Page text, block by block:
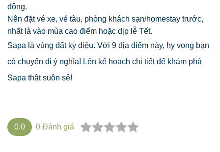
đông.
Nên đặt vé xe, vé tàu, phòng khách sạn/homestay trước,
nhất là vào mùa cao điểm hoặc dịp lễ Tết.
Sapa là vùng đất kỳ diệu. Với 9 địa điểm này, hy vọng bạn
có chuyến đi ý nghĩa! Lên kế hoạch chi tiết để khám phá
Sapa thật suôn sẻ!
0.0 0 Đánh giá